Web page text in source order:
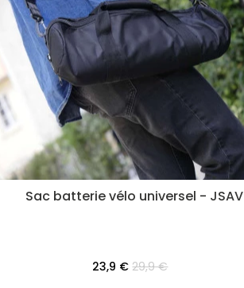
Sac batterie vélo universel - JSAV
23,9 € 29,9 €